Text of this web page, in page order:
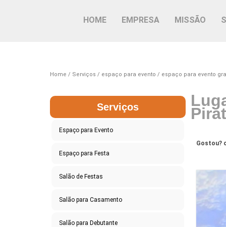
HOME EMPRESA MISSÃO
Home Serviços espaço para evento espaço para evento
Serviços
Espaço para Evento
Espaço para Festa
Salão de Festas
Salão para Casamento
Salão para Debutante
Gostou?